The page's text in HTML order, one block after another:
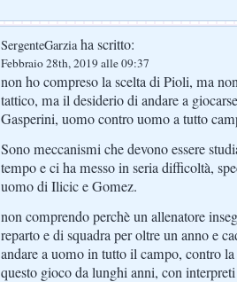
SergenteGarziaha scritto:
Febbraio 28th, 2019 alle 09:37
non ho compreso la scelta di Pioli, ma
tattico, ma il desiderio di andare a
Gasperini, uomo contro uomo a tutto
Sono meccanismi che devono essere
tempo e ci ha messo in seria difficoltà,
uomo di Ilicic e Gomez.
non comprendo perchè un allenatore
reparto e di squadra per oltre un anno e
andare a uomo in tutto il campo, contro
questo gioco da lunghi anni, con